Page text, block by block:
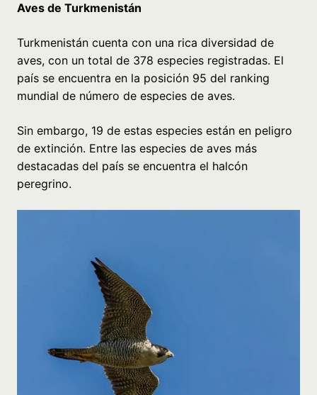
Aves de Turkmenistán
Turkmenistán cuenta con una rica diversidad de
aves, con un total de 378 especies registradas. El
país se encuentra en la posición 95 del ranking
mundial de número de especies de aves.
Sin embargo, 19 de estas especies están en peligro
de extinción. Entre las especies de aves más
destacadas del país se encuentra el halcón
peregrino.